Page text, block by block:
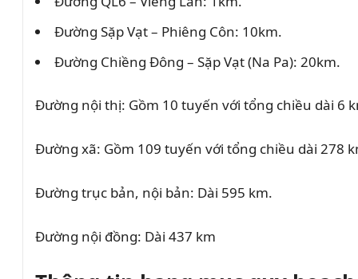
Đường Sặp Vạt – Phiêng Côn: 10km.
Đường Chiềng Đông – Sặp Vạt (Na Pa): 20km.
Đường nội thị: Gồm 10 tuyến với tổng chiều dài 6
Đường xã: Gồm 109 tuyến với tổng chiều dài 278
Đường trục bản, nội bản: Dài 595 km.
Đường nội đồng: Dài 437 km